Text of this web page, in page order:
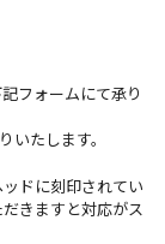
フォームにて承り
たします。
ドに刻印されてい
きますと対応がス